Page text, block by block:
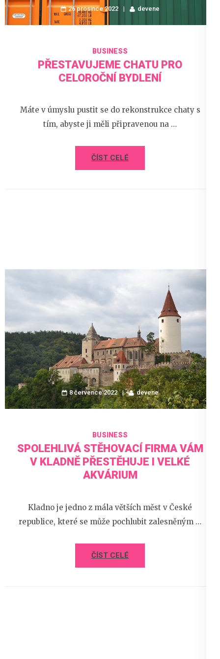
26 prosince 2022 devene
BUSINESS
PŘESTAVUJEME CHATU PRO
CELOROČNÍ BYDLENÍ
Máte v úmyslu pustit se do rekonstrukce chaty s
tím, abyste ji měli připravenou na …
ČÍST CELÉ
8 července 2022 devene
BUSINESS
SPOLEHLIVÁ STĚHOVACÍ FIRMA VÁM
V KLADNĚ PŘESTĚHUJE I VELKÉ
AKVÁRIUM
Kladno je jedno z mála větších měst v České
republice, které se může pochlubit zalesněným …
ČÍST CELÉ